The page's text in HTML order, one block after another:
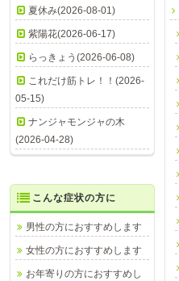
夏休み(2026-08-01)
紫陽花(2026-06-17)
らっきょう(2026-06-08)
これだけ筋トレ！！(2026-
05-15)
ナンジャモンジャの木
(2026-04-28)
こんな症状の方に
男性の方におすすめします
女性の方におすすめします
お年寄りの方におすすめし